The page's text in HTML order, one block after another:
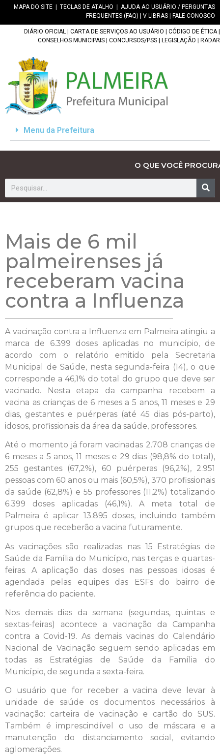
MAPA DO SITE TECLAS DE ATALHO
AJUDA AO USUÁRIO / PERGUNTAS
FREQUENTES (FAQ)
V-LIBRAS FALE CONOSCO
DIÁRIO OFICIAL CARTA DE SERVIÇOS AO USUÁRIO CÓDIGO DE ÉTICA|
CONSELHOS MUNICIPAIS
CONCURSOS/PSS LEGISLAÇÃO RADAR
Menu da Prefeitura
O QUE VOCÊ
Mais de 6 mil
palmeirenses já
receberam vacina
contra a Influenza
A vacinação contra a Influenza em Palmeira atingiu a
marca de 6.399 doses aplicadas no município, de
acordo com o relatório emitido pela Secretaria
Municipal de Saúde, nesta segunda-feira (14), o que
corresponde a 46,1% do total do grupo que deve ser
vacinado. Nesta etapa da campanha recebem a
vacina as crianças de 6 meses a 5 anos, 11 meses e 29
dias, gestantes e puérperas (até 45 dias pós-parto),
idosos, profissionais da área da saúde, professores.
Até o momento já foram vacinadas 2.708 crianças de
6 meses a 5 anos, 11 meses e 29 dias (98,8% do total),
255 gestantes (67,2%), 60 puérperas (96,2%), 2.951
pessoas com 60 anos ou mais (60,5%), 370 profissionais
da saúde (62,8%) e 55 professores (11,2%) totalizando
6.399 doses aplicadas (46,1%). A meta total de
Palmeira é aplicar 13.895 doses, incluindo também
grupos que receberão a vacina futuramente.
As vacinações são realizadas nas 15 Estratégias de
Saúde da Família do Município, nas terças e quartas-
feiras. A aplicação das doses nas pessoas idosas é
agendada pelas equipes das ESFs do bairro de
referência do paciente.
Nos demais dias da semana (segundas, quintas e
sextas-feiras) acontece a vacinação da Campanha
contra a Covid-19. As demais vacinas do Calendário
Nacional de Vacinação seguem sendo aplicadas em
todas as Estratégias de Saúde da Família do
Município, de segunda a sexta-feira.
O usuário que for receber a vacina deve levar à
unidade de saúde os documentos necessários à
vacinação: carteira de vacinação e cartão do SUS.
Também é imprescindível o uso de máscara e a
manutenção do distanciamento social, evitando
aglomerações.